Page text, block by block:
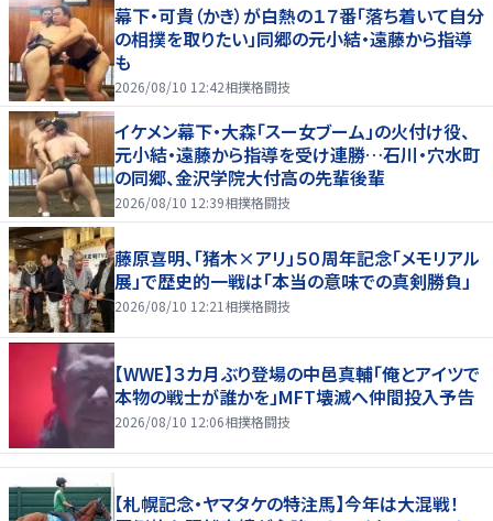
幕下・可貴（かき）が白熱の１７番「落ち着いて自分
の相撲を取りたい」同郷の元小結・遠藤から指導
も
2026/08/10 12:42相撲格闘技
イケメン幕下・大森「スー女ブーム」の火付け役、
元小結・遠藤から指導を受け連勝…石川・穴水町
の同郷、金沢学院大付高の先輩後輩
2026/08/10 12:39相撲格闘技
藤原喜明、「猪木×アリ」５０周年記念「メモリアル
展」で歴史的一戦は「本当の意味での真剣勝負」
2026/08/10 12:21 相撲格闘技
【WWE】３カ月ぶり登場の中邑真輔「俺とアイツで
本物の戦士が誰かを」MFT壊滅へ仲間投入予告
2026/08/10 12:06相撲格闘技
【札幌記念・ヤマタケの特注馬】今年は大混戦！